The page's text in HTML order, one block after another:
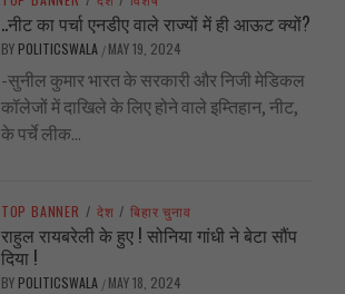
..नीट का पर्चा एनडीए वाले राज्यों में ही आऊट क्यों?
BY POLITICSWALA / MAY 19, 2024
-सुनील कुमार भारत के सरकारी और निजी मेडिकल
कॉलेजों में दाखिले के लिए होने वाले इम्तिहान, नीट,
के पर्चे लीक...
TOP BANNER / देश / बिहार चुनाव
राहुल रायबरेली के हुए ! सोनिया गांधी ने बेटा सौंप
दिया !
BY POLITICSWALA / MAY 18, 2024